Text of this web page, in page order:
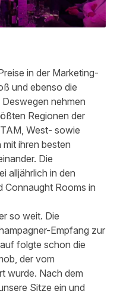
in der Marketing-
und ebenso die
nehmen
Regionen der
West- sowie
ihren besten
Die
alljährlich in den
Connaught Rooms in
so weit. Die
Empfang zur
folgte schon die
der vom
wurde. Nach dem
Sitze ein und